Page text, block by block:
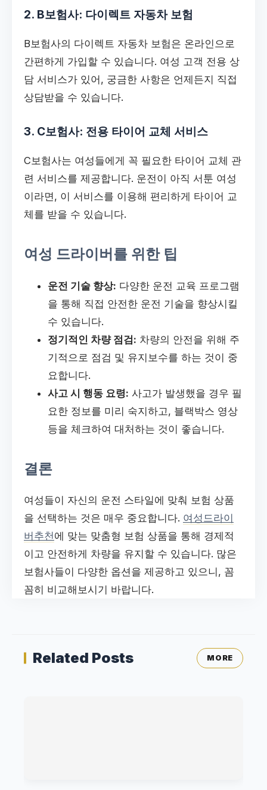
2. B보험사: 다이렉트 자동차 보험
B보험사의 다이렉트 자동차 보험은 온라인으로
간편하게 가입할 수 있습니다. 여성 고객 전용 상
담 서비스가 있어, 궁금한 사항은 언제든지 직접
상담받을 수 있습니다.
3. C보험사: 전용 타이어 교체 서비스
C보험사는 여성들에게 꼭 필요한 타이어 교체 관
련 서비스를 제공합니다. 운전이 아직 서툰 여성
이라면, 이 서비스를 이용해 편리하게 타이어 교
체를 받을 수 있습니다.
여성 드라이버를 위한 팁
운전 기술 향상: 다양한 운전 교육 프로그램
을 통해 직접 안전한 운전 기술을 향상시킬
수 있습니다.
정기적인 차량 점검: 차량의 안전을 위해 주
기적으로 점검 및 유지보수를 하는 것이 중
요합니다.
사고 시 행동 요령: 사고가 발생했을 경우 필
요한 정보를 미리 숙지하고, 블랙박스 영상
등을 체크하여 대처하는 것이 좋습니다.
결론
여성들이 자신의 운전 스타일에 맞춰 보험 상품
을 선택하는 것은 매우 중요합니다. 여성드라이
버추천에 맞는 맞춤형 보험 상품을 통해 경제적
이고 안전하게 차량을 유지할 수 있습니다. 많은
보험사들이 다양한 옵션을 제공하고 있으니, 꼼
꼼히 비교해보시기 바랍니다.
Related Posts MORE